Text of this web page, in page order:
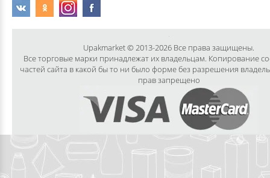
Upakmarket © 2013-2026 Все права защищены.
Все торговые марки принадлежат их владельцам. Копирование
частей сайта в какой бы то ни было форме без разрешения
прав запрещено